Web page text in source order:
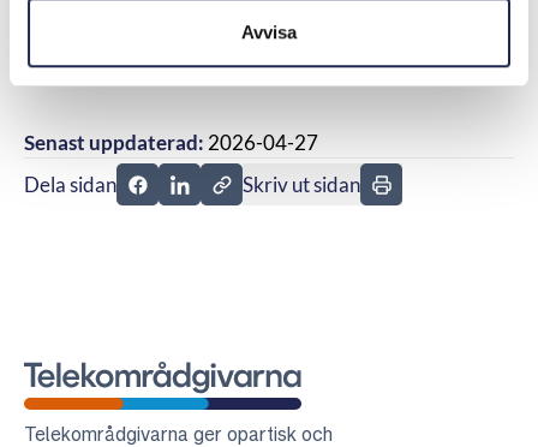
Avvisa
återförsäljaren inte rätt till ersättning för
värdeminskning av mobiltelefonen eller för att
abonnemanget använts.
Senast uppdaterad: 2026-04-27
Dela sidan
Dela sidan på Facebook
Dela sidan på Linkedin
Skriv ut sidan
Telekområdgivarna
Telekområdgivarna ger opartisk och